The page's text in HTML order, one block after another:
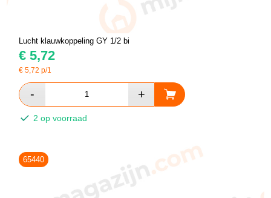
Lucht klauwkoppeling GY 1/2 bi
€ 5,72
€5,72 p/1
2 op voorraad
65440